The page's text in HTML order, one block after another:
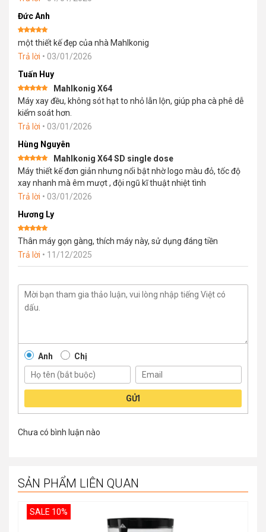
Đức Anh
Được xếp
hạng 55
sao
một thiết kế đẹp của nhà Mahlkonig
Trả lời • 03/01/2026
Tuấn Huy
Được xếp
hạng 55
sao
Mahlkonig X64
Máy xay đều, không sót hạt to nhỏ lẫn lộn, giúp pha cà phê dễ
kiểm soát hơn.
Trả lời • 03/01/2026
Hùng Nguyên
Được xếp
hạng 55
sao
Mahlkonig X64 SD single dose
Máy thiết kế đơn giản nhưng nổi bật nhờ logo màu đỏ, tốc độ
xay nhanh mà êm mượt , đội ngũ kĩ thuật nhiệt tình
Trả lời • 03/01/2026
Hương Ly
Được xếp
hạng5 5
sao
Thân máy gọn gàng, thích máy này, sử dụng đáng tiền
Trả lời • 11/12/2025
Anh Chị
GỬI
Chưa có bình luận nào
SẢN PHẨM LIÊN QUAN
SALE 10%